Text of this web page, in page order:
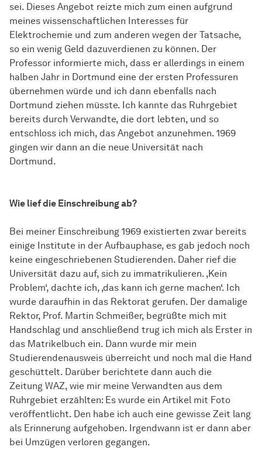
sei. Dieses Angebot reizte mich zum einen aufgrund
meines wissenschaftlichen Interesses für
Elektrochemie und zum anderen wegen der Tatsache,
so ein wenig Geld dazuverdienen zu können. Der
Professor informierte mich, dass er allerdings in einem
halben Jahr in Dortmund eine der ersten Professuren
übernehmen würde und ich dann ebenfalls nach
Dortmund ziehen müsste. Ich kannte das Ruhrgebiet
bereits durch Verwandte, die dort lebten, und so
entschloss ich mich, das Angebot anzunehmen. 1969
gingen wir dann an die neue Universität nach
Dortmund.
Wie lief die Einschreibung ab?
Bei meiner Einschreibung 1969 existierten zwar bereits
einige Institute in der Aufbauphase, es gab jedoch noch
keine eingeschriebenen Studierenden. Daher rief die
Universität dazu auf, sich zu immatrikulieren. ‚Kein
Problem‘, dachte ich, ‚das kann ich gerne machen‘. Ich
wurde daraufhin in das Rektorat gerufen. Der damalige
Rektor, Prof. Martin Schmeißer, begrüßte mich mit
Handschlag und anschließend trug ich mich als Erster in
das Matrikelbuch ein. Dann wurde mir mein
Studierendenausweis überreicht und noch mal die Hand
geschüttelt. Darüber berichtete dann auch die
Zeitung WAZ, wie mir meine Verwandten aus dem
Ruhrgebiet erzählten: Es wurde ein Artikel mit Foto
veröffentlicht. Den habe ich auch eine gewisse Zeit lang
als Erinnerung aufgehoben. Irgendwann ist er dann aber
bei Umzügen verloren gegangen.